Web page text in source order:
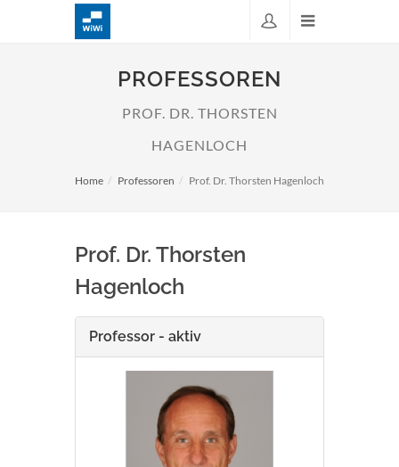
PROFESSOREN
PROF. DR. THORSTEN
HAGENLOCH
Home Professoren Prof. Dr. Thorsten Hagenloch
Prof. Dr. Thorsten
Hagenloch
Professor - aktiv